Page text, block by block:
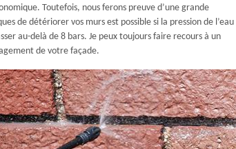
Toutefois, nous ferons preuve d’une grande
de détériorer vos murs est possible si la pression de l’eau
au-delà de 8 bars. Je peux toujours faire recours à un
de votre façade.